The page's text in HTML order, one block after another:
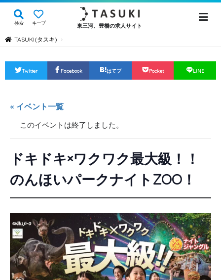
検索 キープ 東三河、豊橋の求人サイト
TASUKI(タスキ) ›
Twitter Facebook はてブ Pocket LINE
« イベント一覧
このイベントは終了しました。
ドキドキ×ワクワク最大級！！
のんほいパークナイトZOO！